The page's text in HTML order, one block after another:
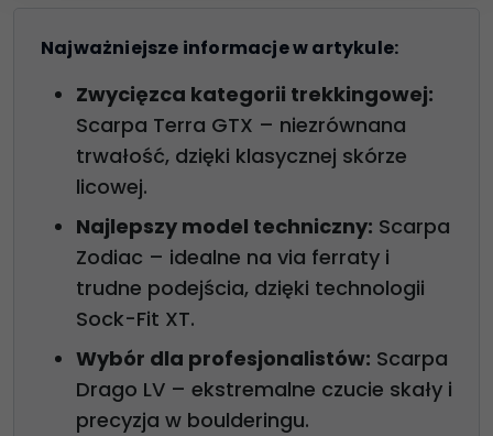
Najważniejsze informacje w artykule:
Zwycięzca kategorii trekkingowej:
Scarpa Terra GTX – niezrównana
trwałość, dzięki klasycznej skórze
licowej.
Najlepszy model techniczny: Scarpa
Zodiac – idealne na via ferraty i
trudne podejścia, dzięki technologii
Sock-Fit XT.
Wybór dla profesjonalistów: Scarpa
Drago LV – ekstremalne czucie skały i
precyzja w boulderingu.